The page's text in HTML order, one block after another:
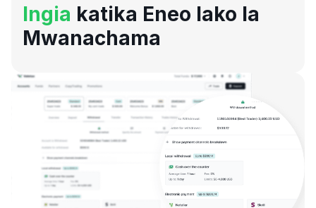
Ingia katika Eneo lako la
Mwanachama